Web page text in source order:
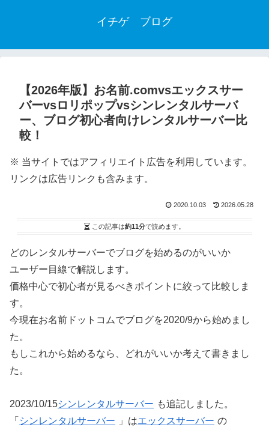
イチゲ ブログ
【2026年版】お名前.comvsエックスサー
バーvsロリポップvsシンレンタルサーバ
ー、ブログ初心者向けレンタルサーバー比
較！
※ 当サイトではアフィリエイト広告を利用しています。
リンクは広告リンクも含みます。
2020.10.03 2026.05.28
この記事は約11分で読めます。
どのレンタルサーバーでブログを始めるのがいいか
ユーザー目線で解説します。
価格中心で初心者が見るべきポイントに絞って比較しま
す。
今現在お名前ドットコムでブログを2020/9から始めまし
た。
もしこれから始めるなら、どれがいいか考えて書きまし
た。
2023/10/15シンレンタルサーバー も追記しました。
「 シンレンタルサーバー 」はエックスサーバー の